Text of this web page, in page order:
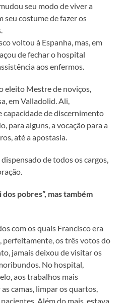
seu modo de viver a
seu costume de fazer os
voltou à Espanha, mas, em
de fechar o hospital
aos enfermos.
eleito Mestre de noviços,
em Valladolid. Ali,
de discernimento
para alguns, a vocação para a
até a apostasia.
de todos os cargos,
dos pobres”, mas também
com os quais Francisco era
perfeitamente, os três votos do
jamais deixou de visitar os
No hospital,
aos trabalhos mais
camas, limpar os quartos,
Além do mais, estava